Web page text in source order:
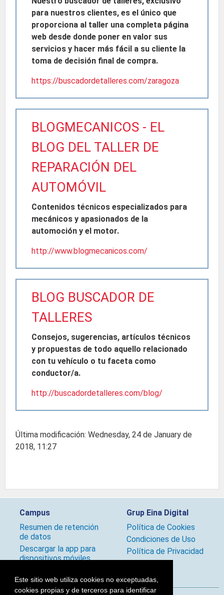
Este sitio web utiliza cookies no exceptuadas,
cookies propias y de terceros para identificar
para nuestros clientes, es el único que
proporciona al taller una completa página
web desde donde poner en valor sus
servicios y hacer más fácil a su cliente la
toma de decisión final de compra.
https://buscadordetalleres.com/zaragoza
BLOGMECANICOS - EL
BLOG DEL TALLER DE
REPARACIÓN DEL
AUTOMÓVIL
Contenidos técnicos especializados para
mecánicos y apasionados de la
automoción y el motor.
http://www.blogmecanicos.com/
BLOG BUSCADOR DE
TALLERES
Consejos, sugerencias, artículos técnicos
y propuestas de todo aquello relacionado
con tu vehículo o tu faceta como
conductor/a.
http://buscadordetalleres.com/blog/
Última modificación: Wednesday, 24 de January de
2018, 11:27
Campus
Resumen de retención
de datos
Descargar la app para
dispositivos móviles
Grup Eina Digital
Política de Cookies
Condiciones de Uso
Política de Privacidad